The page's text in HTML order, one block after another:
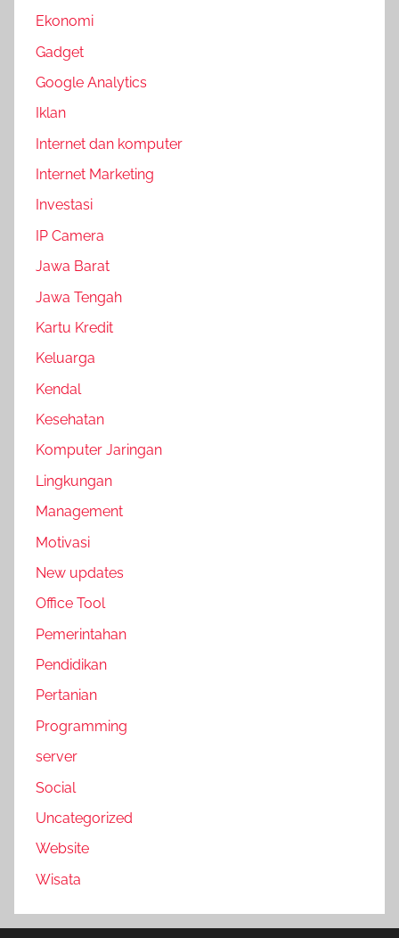
Ekonomi
Gadget
Google Analytics
Iklan
Internet dan komputer
Internet Marketing
Investasi
IP Camera
Jawa Barat
Jawa Tengah
Kartu Kredit
Keluarga
Kendal
Kesehatan
Komputer Jaringan
Lingkungan
Management
Motivasi
New updates
Office Tool
Pemerintahan
Pendidikan
Pertanian
Programming
server
Social
Uncategorized
Website
Wisata